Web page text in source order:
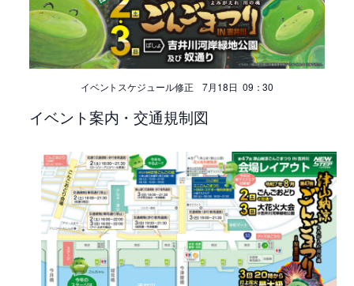
イベントスケジュール修正 7月18日 09：30
イベント案内・交通規制図